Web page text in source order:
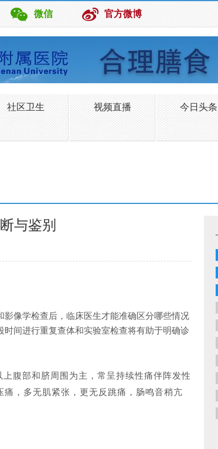
微信 官方微博
社区卫生 视频直播 今日头条
与鉴别
像学检查后，临床医生才能准确区分哪些情况
间进行重复查体和实验室检查将有助于明确诊
腹部和脐周围为主，常呈持续性痛伴阵发性
，多无肌紧张，更无反跳痛，肠鸣音稍亢